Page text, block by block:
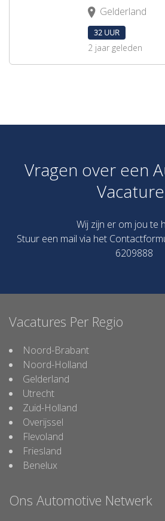
Gelderland
32 UUR
2 jaar geleden
Vragen over een
Wij zijn er om jou te
Stuur een mail via het
6209888
Vacatures Per Regio
Noord-Brabant
Noord-Holland
Gelderland
Utrecht
Zuid-Holland
Overijssel
Flevoland
Friesland
Benelux
Ons Automotive Netwerk